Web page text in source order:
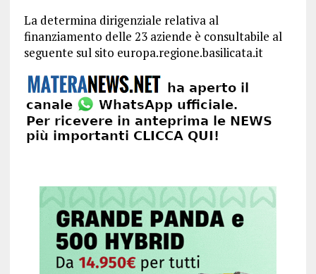
La determina dirigenziale relativa al
finanziamento delle 23 aziende è consultabile al
seguente sul sito europa.regione.basilicata.it